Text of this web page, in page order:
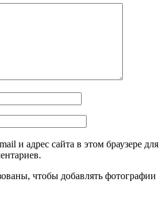
и адрес сайта в этом браузере для
чтобы добавлять фотографии